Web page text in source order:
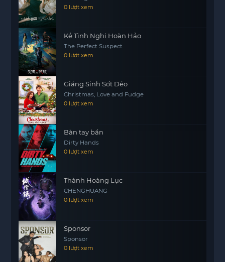
Cuối cùng, câu chuyện của bốn chàng trai sẽ dẫn
dắt chúng ta đến những bài học quý giá về tình
yêu, sự thấu hiểu và sự gắn bó. Hãy cùng theo dõi
hành trình của họ trong bộ phim mang tên “Tôi
Muốn Mượn Gà Cưng Của Bạn” để khám phá
những điều thú vị mà họ phải trải qua nhé.
0 lượt xem
Kẻ Tình Nghi Hoàn Hảo
The Perfect Suspect
0 lượt xem
Giáng Sinh Sốt Dẻo
Christmas, Love and Fudge
0 lượt xem
Bàn tay bẩn
Dirty Hands
0 lượt xem
Thành Hoàng Lục
CHENGHUANG
0 lượt xem
Sponsor
Sponsor
0 lượt xem